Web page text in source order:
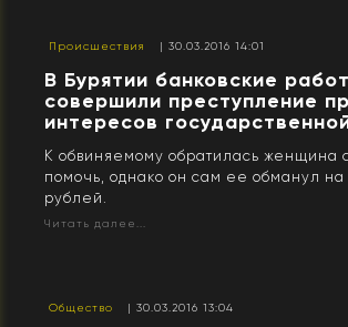
Происшествия | 30.03.2016 14:01
В Бурятии банковские
совершили преступление
интересов
К обвиняемому обратилась женщина
помочь, однако он сам ее обманул на
рублей.
Читать далее...
Общество | 30.03.2016 13:04